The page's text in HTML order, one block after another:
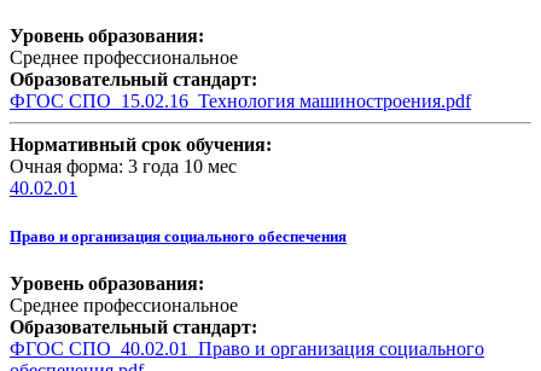
Уровень образования:
Среднее профессиональное
Образовательный стандарт:
ФГОС СПО_15.02.16_Технология машиностроения.pdf
Нормативный срок обучения:
Очная форма: 3 года 10 мес
40.02.01
Право и организация социального обеспечения
Уровень образования:
Среднее профессиональное
Образовательный стандарт:
ФГОС СПО_40.02.01_Право и организация социального